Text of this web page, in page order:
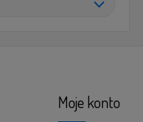
Moje konto